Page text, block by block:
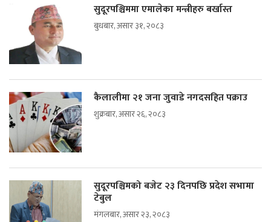
सुदूरपश्चिममा एमालेका मन्त्रीहरु बर्खास्त
बुधबार, असार ३१, २०८३
कैलालीमा २१ जना जुवाडे नगदसहित पक्राउ
शुक्रबार, असार २६, २०८३
सुदूरपश्चिमको बजेट २३ दिनपछि प्रदेश सभामा
टेबुल
मंगलबार, असार २३, २०८३